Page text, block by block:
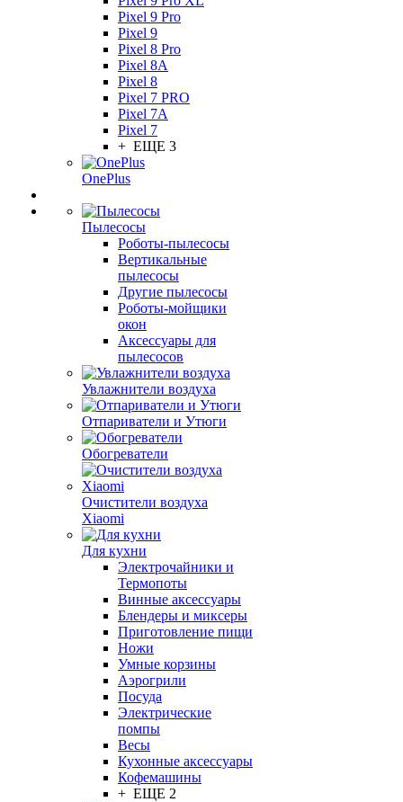
Pixel 9 Pro
Pixel 9
Pixel 8 Pro
Pixel 8A
Pixel 8
Pixel 7 PRO
Pixel 7A
Pixel 7
+ ЕЩЕ 3
OnePlus
Пылесосы
Роботы-пылесосы
Вертикальные
пылесосы
Другие пылесосы
Роботы-мойщики
окон
Аксессуары для
пылесосов
Увлажнители воздуха
Отпариватели и Утюги
Обогреватели
Очистители воздуха
Xiaomi
Для кухни
Электрочайники и
Термопоты
Винные аксессуары
Блендеры и миксеры
Приготовление пищи
Ножи
Умные корзины
Аэрогрили
Посуда
Электрические
помпы
Весы
Кухонные аксессуары
Кофемашины
+ ЕЩЕ 2